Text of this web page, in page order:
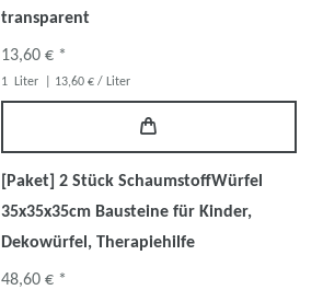
transparent
13,60 € *
1 Liter | 13,60 € / Liter
[Paket] 2 Stück SchaumstoffWürfel
35x35x35cm Bausteine für Kinder,
Dekowürfel, Therapiehilfe
48,60 € *